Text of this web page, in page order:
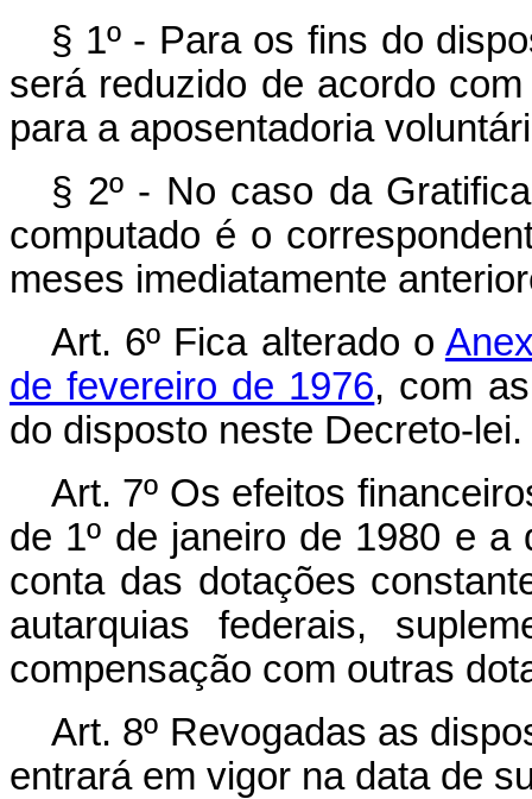
§ 1º - Para os fins do
será reduzido de acordo
para a aposentadoria
§ 2º - No caso da
computado é o
meses imediatamente
Art. 6º Fica alterado o
de fevereiro de 1976, com
do disposto neste Decreto-lei.
Art. 7º Os efeitos
de 1º de janeiro de 1980 e
conta das dotações
autarquias federais,
compensação com outras
Art. 8º Revogadas as
entrará em vigor na data de